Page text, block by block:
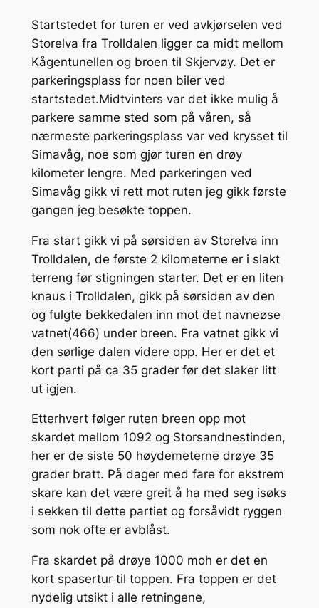
Startstedet for turen er ved avkjørselen ved
Storelva fra Trolldalen ligger ca midt mellom
Kågentunellen og broen til Skjervøy. Det er
parkeringsplass for noen biler ved
startstedet.Midtvinters var det ikke mulig å
parkere samme sted som på våren, så
nærmeste parkeringsplass var ved krysset til
Simavåg, noe som gjør turen en drøy
kilometer lengre. Med parkeringen ved
Simavåg gikk vi rett mot ruten jeg gikk første
gangen jeg besøkte toppen.
Fra start gikk vi på sørsiden av Storelva inn
Trolldalen, de første 2 kilometerne er i slakt
terreng før stigningen starter. Det er en liten
knaus i Trolldalen, gikk på sørsiden av den
og fulgte bekkedalen inn mot det navneøse
vatnet(466) under breen. Fra vatnet gikk vi
den sørlige dalen videre opp. Her er det et
kort parti på ca 35 grader før det slaker litt
ut igjen.
Etterhvert følger ruten breen opp mot
skardet mellom 1092 og Storsandnestinden,
her er de siste 50 høydemeterne drøye 35
grader bratt. På dager med fare for ekstrem
skare kan det være greit å ha med seg isøks
i sekken til dette partiet og forsåvidt ryggen
som nok ofte er avblåst.
Fra skardet på drøye 1000 moh er det en
kort spasertur til toppen. Fra toppen er det
nydelig utsikt i alle retningene,